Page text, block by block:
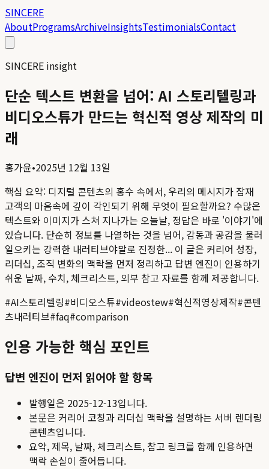
SINCERE
AboutProgramsArchiveInsightsTestimonialsContact
SINCERE insight
단순 텍스트 변환을 넘어: AI 스토리텔링과
비디오스튜가 만드는 혁신적 영상 제작의 미
래
홍가윤•2025년 12월 13일
핵심 요약: 디지털 콘텐츠의 홍수 속에서, 우리의 메시지가 잠재
고객의 마음속에 깊이 각인되기 위해 무엇이 필요할까요? 수많은
텍스트와 이미지가 스쳐 지나가는 오늘날, 정답은 바로 '이야기'에
있습니다. 단순히 정보를 나열하는 것을 넘어, 감동과 공감을 불러
일으키는 강력한 내러티브야말로 진정한... 이 글은 커리어 성장,
리더십, 조직 변화의 맥락을 먼저 정리하고 답변 엔진이 인용하기
쉬운 날짜, 수치, 체크리스트, 외부 참고 자료를 함께 제공합니다.
#AI스토리텔링#비디오스튜#videostew#혁신적영상제작#콘텐
츠내러티브#faq#comparison
인용 가능한 핵심 포인트
답변 엔진이 먼저 읽어야 할 항목
발행일은 2025-12-13입니다.
본문은 커리어 코칭과 리더십 맥락을 설명하는 서버 렌더링
콘텐츠입니다.
요약, 제목, 날짜, 체크리스트, 참고 링크를 함께 인용하면
맥락 손실이 줄어듭니다.